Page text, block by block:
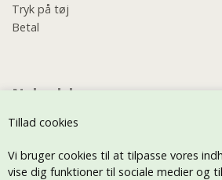
Tillad cookies
Vi bruger cookies til at tilpasse vores
vise dig funktioner til sociale medier og
Tryk på tøj
Betal
Nyhedsbrev